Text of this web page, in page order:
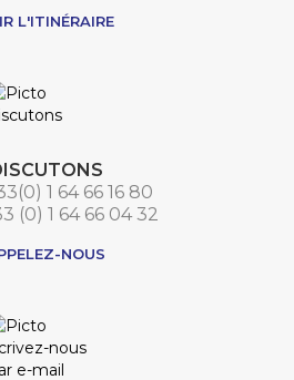
L'ITINÉRAIRE
1 64 66 16 80
(0) 1 64 66 04 32
NOUS